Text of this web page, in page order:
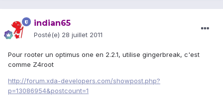
indian65
Posté(e) 28 juillet 2011
Pour rooter un optimus one en 2.2.1, utilise gingerbreak, c'est
comme Z4root
http://forum.xda-developers.com/showpost.php?
p=13086954&postcount=1